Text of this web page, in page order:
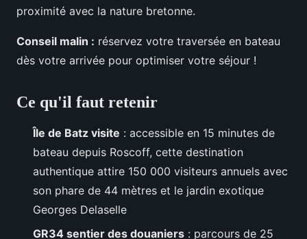
proximité avec la nature bretonne.
Conseil malin : réservez votre traversée en bateau
dès votre arrivée pour optimiser votre séjour !
Ce qu'il faut retenir
Île de Batz visite : accessible en 15 minutes de
bateau depuis Roscoff, cette destination
authentique attire 150 000 visiteurs annuels avec
son phare de 44 mètres et le jardin exotique
Georges Delaselle
GR34 sentier des douaniers : parcours de 25